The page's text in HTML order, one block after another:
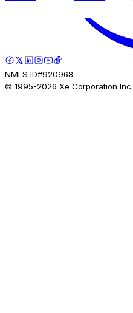
NMLS ID#920968.
© 1995-2026 Xe Corporation Inc.